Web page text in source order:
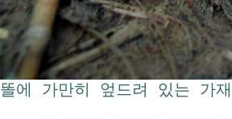
똘에 가만히 엎드려 있는